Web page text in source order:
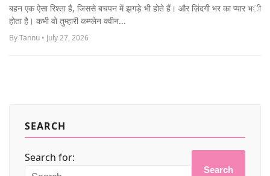
MORE
बहन एक ऐसा रिश्ता है, जिससे बचपन में झगड़े भी होते हैं। और ज़िंदगी भर का प्यार भी
होता है। कभी वो तुम्हारी कम्प्लेन क्वीन...
By Tannu • July 27, 2026
SEARCH
Search for:
Search